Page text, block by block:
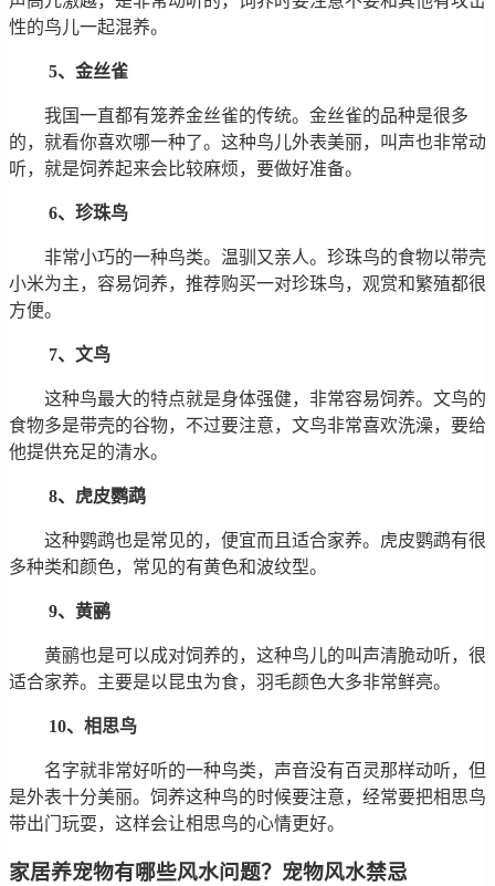
性的鸟儿一起混养。
5、金丝雀
我国一直都有笼养金丝雀的传统。金丝雀的品种是很多
的，就看你喜欢哪一种了。这种鸟儿外表美丽，叫声也非常动
听，就是饲养起来会比较麻烦，要做好准备。
6、珍珠鸟
非常小巧的一种鸟类。温驯又亲人。珍珠鸟的食物以带壳
小米为主，容易饲养，推荐购买一对珍珠鸟，观赏和繁殖都很
方便。
7、文鸟
这种鸟最大的特点就是身体强健，非常容易饲养。文鸟的
食物多是带壳的谷物，不过要注意，文鸟非常喜欢洗澡，要给
他提供充足的清水。
8、虎皮鹦鹉
这种鹦鹉也是常见的，便宜而且适合家养。虎皮鹦鹉有很
多种类和颜色，常见的有黄色和波纹型。
9、黄鹂
黄鹂也是可以成对饲养的，这种鸟儿的叫声清脆动听，很
适合家养。主要是以昆虫为食，羽毛颜色大多非常鲜亮。
10、相思鸟
名字就非常好听的一种鸟类，声音没有百灵那样动听，但
是外表十分美丽。饲养这种鸟的时候要注意，经常要把相思鸟
带出门玩耍，这样会让相思鸟的心情更好。
家居养宠物有哪些风水问题？宠物风水禁忌